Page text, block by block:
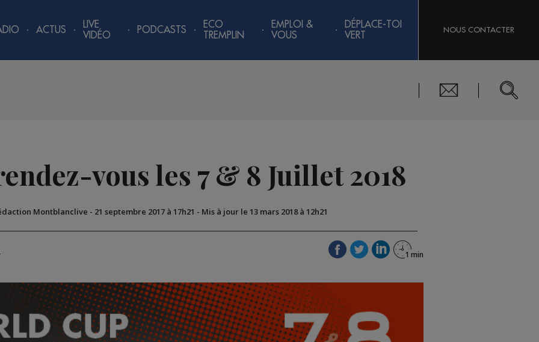
ACTUS
LIVE
VIDÉO
PODCASTS
ECO
TREMPLIN
EMPLOI &
VOUS
DÉPLACE-TOI
VERT
NOUS CONTACTER
vous les 7 & 8 Juillet 2018
Montblanclive - 21 septembre 2017 à 17h21 - Mis à jour le 13 mars 2018 à 12h21